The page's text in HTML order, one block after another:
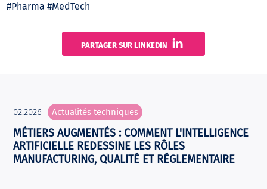
#Pharma #MedTech
PARTAGER SUR LINKEDIN
02.2026 Actualités techniques
MÉTIERS AUGMENTÉS : COMMENT L'INTELLIGENCE
ARTIFICIELLE REDESSINE LES RÔLES
MANUFACTURING, QUALITÉ ET RÉGLEMENTAIRE